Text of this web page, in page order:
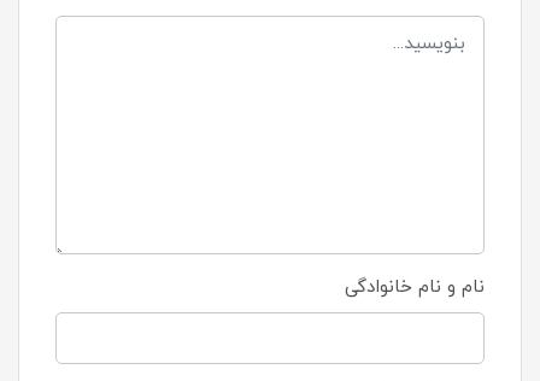
نام و نام خانوادگی